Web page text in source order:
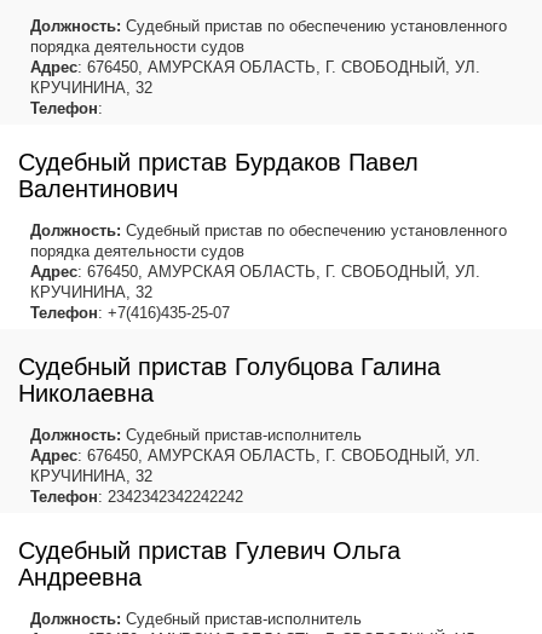
Должность: Судебный пристав по обеспечению установленного
порядка деятельности судов
Адрес: 676450, АМУРСКАЯ ОБЛАСТЬ, Г. СВОБОДНЫЙ, УЛ.
КРУЧИНИНА, 32
Телефон:
Судебный пристав Бурдаков Павел
Валентинович
Должность: Судебный пристав по обеспечению установленного
порядка деятельности судов
Адрес: 676450, АМУРСКАЯ ОБЛАСТЬ, Г. СВОБОДНЫЙ, УЛ.
КРУЧИНИНА, 32
Телефон: +7(416)435-25-07
Судебный пристав Голубцова Галина
Николаевна
Должность: Судебный пристав-исполнитель
Адрес: 676450, АМУРСКАЯ ОБЛАСТЬ, Г. СВОБОДНЫЙ, УЛ.
КРУЧИНИНА, 32
Телефон: 2342342342242242
Судебный пристав Гулевич Ольга
Андреевна
Должность: Судебный пристав-исполнитель